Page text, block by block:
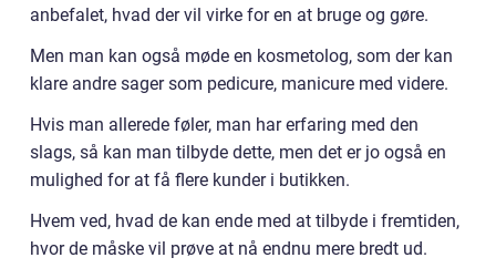
anbefalet, hvad der vil virke for en at bruge og gøre.
Men man kan også møde en kosmetolog, som der kan
klare andre sager som pedicure, manicure med videre.
Hvis man allerede føler, man har erfaring med den
slags, så kan man tilbyde dette, men det er jo også en
mulighed for at få flere kunder i butikken.
Hvem ved, hvad de kan ende med at tilbyde i fremtiden,
hvor de måske vil prøve at nå endnu mere bredt ud.